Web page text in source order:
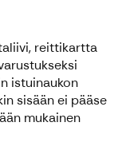
reittikartta
istuinaukon
sisään ei pääse
mukainen